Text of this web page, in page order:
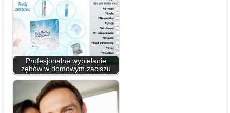
Profesjonalne wybielanie
zębów w domowym zaciszu